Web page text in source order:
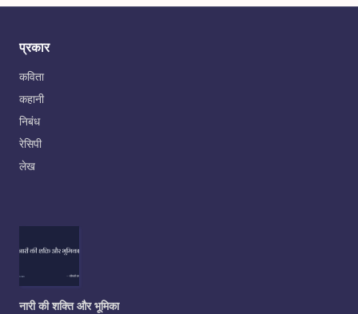
प्रकार
कविता
कहानी
निबंध
रेसिपी
लेख
नारी की शक्ति और भूमिका